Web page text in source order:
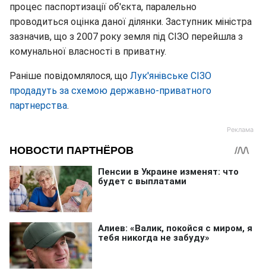
процес паспортизації об'єкта, паралельно
проводиться оцінка даної ділянки. Заступник міністра
зазначив, що з 2007 року земля під СІЗО перейшла з
комунальної власності в приватну.
Раніше повідомлялося, що Лук'янівське СІЗО
продадуть за схемою державно-приватного
партнерства.